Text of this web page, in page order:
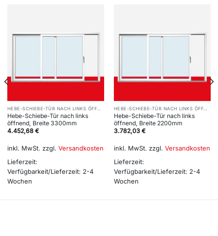
Hebe-Schiebe-Tür nach links
öffnend, Breite 3300mm
4.452,68 €
inkl. MwSt. zzgl. Versandkosten
Lieferzeit:
Verfügbarkeit/Lieferzeit: 2-4
Wochen
Hebe-Schiebe-Tür nach links
öffnend, Breite 2200mm
3.782,03 €
inkl. MwSt. zzgl. Versandkosten
Lieferzeit:
Verfügbarkeit/Lieferzeit: 2-4
Wochen